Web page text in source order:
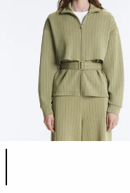
Lista de colores del